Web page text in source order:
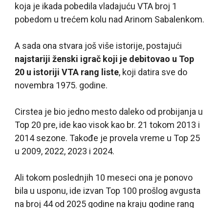
koja je ikada pobedila vladajuću VTA broj 1
pobedom u trećem kolu nad Arinom Sabalenkom.
A sada ona stvara još više istorije, postajući
najstariji ženski igrač koji je debitovao u Top
20 u istoriji VTA rang liste, koji datira sve do
novembra 1975. godine.
Cirstea je bio jedno mesto daleko od probijanja u
Top 20 pre, ide kao visok kao br. 21 tokom 2013 i
2014 sezone. Takođe je provela vreme u Top 25
u 2009, 2022, 2023 i 2024.
Ali tokom poslednjih 10 meseci ona je ponovo
bila u usponu, ide izvan Top 100 prošlog avgusta
na broj 44 od 2025 godine na kraju godine rang